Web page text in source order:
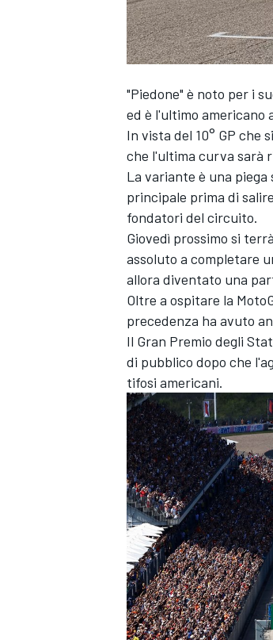
MONOPOSTO
"Piedone" è noto per i
ed è l'ultimo americano
In vista del 10° GP che
che l'ultima curva sarà
La variante è una
principale prima di
fondatori del circuito.
Giovedì prossimo si
assoluto a completare
allora diventato una
Oltre a ospitare la
precedenza ha avuto
Il Gran Premio degli
di pubblico dopo che
tifosi americani.